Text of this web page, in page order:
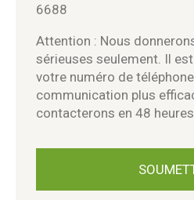
6688
Attention : Nous
sérieuses seulement. Il
votre numéro de
communication plus
contacterons en 48